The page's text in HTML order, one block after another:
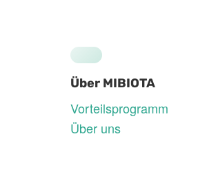
Über MIBIOTA
Vorteilsprogramm
Über uns